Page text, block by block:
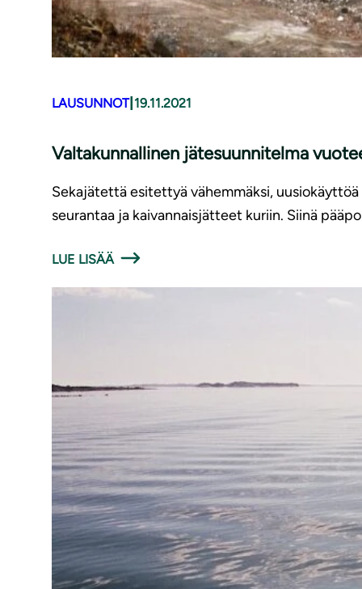
LAUSUNNOT| 19.11.2021
Valtakunnallinen jätesuunnitelma
Sekajätettä esitettyä vähemmäksi,
seurantaa ja kaivannaisjätteet kuriin. Siinä
LUE LISÄÄ